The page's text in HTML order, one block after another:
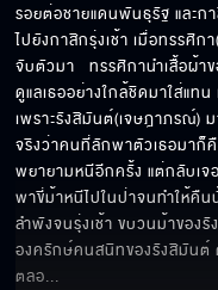
รอยต่อชายแดนพันธุรัฐ และก
ไปยังกาสิกรุ่งเช้า เมื่อทรรศิ
จับตัวมา   ทรรศิกานำเสื้อผ้า
ดูแลเธออย่างใกล้ชิดมาใส่แท
เพราะรังสิมันต์(เจษฎาภรณ์)
จริงว่าคนที่ลักพาตัวเธอมาก็
พยายามหนีอีกครั้ง แต่กลับเจ
พาขี่ม้าหนีไปในป่าจนทำให้คื
ลำพังจนรุ่งเช้า ขบวนม้าของ
องครักษ์คนสนิทของรังสิมันต์
ตลอ...